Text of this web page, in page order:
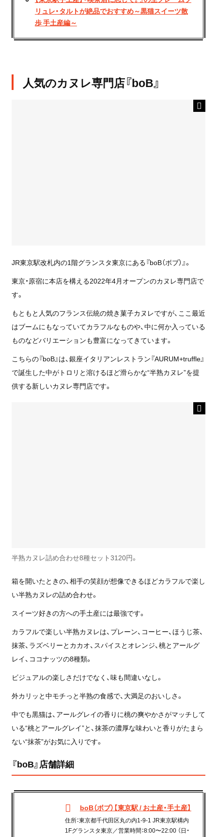
リュレ・タルトが絶品でおすすめ～黒猫スイーツ散
歩 手土産編～
人気のカヌレ専門店『boB』
JR東京駅改札内の1階グランスタ東京にある『boB（ボブ）』。
東京・原宿に本店を構える2022年4月オープンのカヌレ専門店で
す。
もともと人気のフランス伝統の焼き菓子カヌレですが、ここ最近
はブームにもなっていてカラフルなものや、中に何か入っている
ものなどバリエーションも豊富になってきています。
こちらの『boB』は、銀座イタリアンレストラン『AURUM+truffle』
で誕生した中がトロリと溶けるほど滑らかな“半熟カヌレ”を提
供する新しいカヌレ専門店です。
半熟カヌレ詰め合わせ8種セット3120円。
箱を開いたときの、相手の笑顔が想像できるほどカラフルで楽し
い半熟カヌレの詰め合わせ。
スイーツ好きの方への手土産には最強です。
カラフルで楽しい半熟カヌレは、プレーン、コーヒー、ほうじ茶、
抹茶、ラズベリーとカカオ、スパイスとオレンジ、桃とアールグ
レイ、ココナッツの8種類。
ビジュアルの楽しさだけでなく、味も間違いなし。
外カリッと中モチっと半熟の食感で、大満足のおいしさ。
中でも黒猫は、アールグレイの香りに桃の爽やかさがマッチして
いる“桃とアールグレイ”と、抹茶の濃厚な味わいと香りがたまら
ない“抹茶”がお気に入りです。
『boB』店舗詳細
boB（ボブ）【東京駅 / お土産・手土産】
住所：東京都千代田区丸の内1-9-1 JR東京駅構内
1Fグランスタ東京／営業時間：8:00〜22:00 （日・